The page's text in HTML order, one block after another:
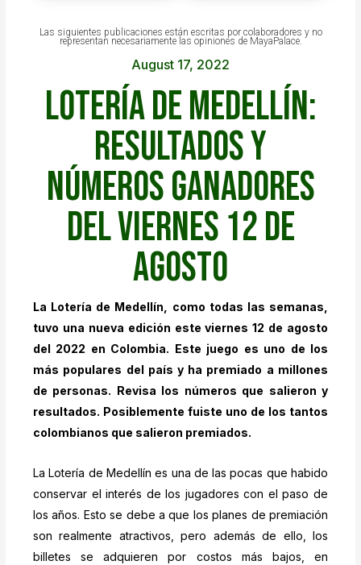
Las siguientes publicaciones están escritas por colaboradores y no
representan necesariamente las opiniones de MayaPalace.
August 17, 2022
Lotería de Medellín:
resultados y
números ganadores
del viernes 12 de
agosto
La Lotería de Medellín , como todas las semanas,
tuvo una nueva edición este viernes 12 de agosto
del 2022 en Colombia. Este juego es uno de los
más populares del país y ha premiado a millones
de personas. Revisa los números que salieron y
resultados. Posiblemente fuiste uno de los tantos
colombianos que salieron premiados.
La Lotería de Medellín es una de las pocas que habido
conservar el interés de los jugadores con el paso de
los años. Esto se debe a que los planes de premiación
son realmente atractivos, pero además de ello, los
billetes se adquieren por costos más bajos, en